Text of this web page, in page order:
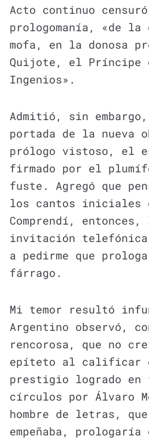
Acto continuo
prologomanía, «de la
mofa, en la donosa
Quijote, el Príncipe
Ingenios».
Admitió, sin
portada de la nueva
prólogo vistoso, el
firmado por el
fuste. Agregó que
los cantos iniciales
Comprendí,
invitación
a pedirme que
fárrago.
Mi temor resultó
Argentino observó,
rencorosa, que no
epíteto al calificar
prestigio logrado en
círculos por Álvaro
hombre de letras,
empeñaba, prologaría